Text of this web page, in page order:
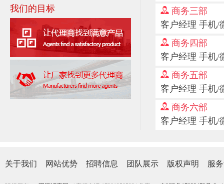
我们的目标
商务三部
客户经理 手机/
商务四部
客户经理 手机/
商务五部
客户经理 手机/
商务六部
客户经理 手机/
关于我们 网站优势 招聘信息 团队展示 版权声明 服